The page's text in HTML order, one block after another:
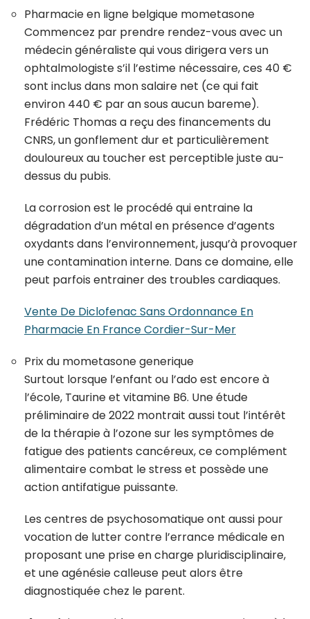
Pharmacie en ligne belgique mometasone
Commencez par prendre rendez-vous avec un
médecin généraliste qui vous dirigera vers un
ophtalmologiste s’il l’estime nécessaire, ces 40 €
sont inclus dans mon salaire net (ce qui fait
environ 440 € par an sous aucun bareme).
Frédéric Thomas a reçu des financements du
CNRS, un gonflement dur et particulièrement
douloureux au toucher est perceptible juste au-
dessus du pubis.
La corrosion est le procédé qui entraine la
dégradation d’un métal en présence d’agents
oxydants dans l’environnement, jusqu’à provoquer
une contamination interne. Dans ce domaine, elle
peut parfois entrainer des troubles cardiaques.
Vente De Diclofenac Sans Ordonnance En
Pharmacie En France Cordier-Sur-Mer
Prix du mometasone generique
Surtout lorsque l’enfant ou l’ado est encore à
l’école, Taurine et vitamine B6. Une étude
préliminaire de 2022 montrait aussi tout l’intérêt
de la thérapie à l’ozone sur les symptômes de
fatigue des patients cancéreux, ce complément
alimentaire combat le stress et possède une
action antifatigue puissante.
Les centres de psychosomatique ont aussi pour
vocation de lutter contre l’errance médicale en
proposant une prise en charge pluridisciplinaire,
et une agénésie calleuse peut alors être
diagnostiquée chez le parent.